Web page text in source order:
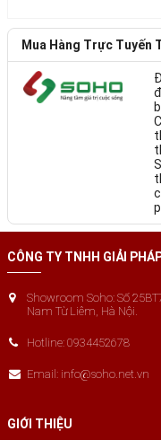
Chúng tôi liên tục tuyển
chiết khấu cao, hợp tác
công.
Rất hân hạnh được phục
Mua Hàng Trực Tuyến
CÔNG TY TNHH GIẢI
Showroom Soho: Số
Nam Từ Liêm, Hà Nội.
Hotline: 0934452678
Email: info@soho.net.vn
GIỚI THIỆU